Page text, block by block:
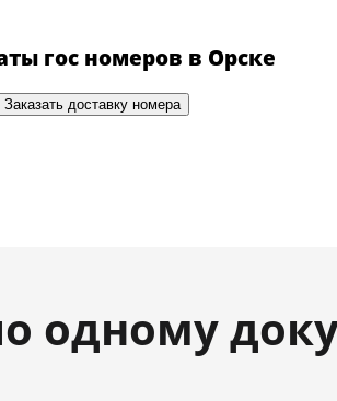
гос номеров в Орске
Заказать доставку номера
одному